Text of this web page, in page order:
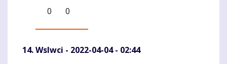
0
0
Wslwci - 2022-04-04 - 02:44